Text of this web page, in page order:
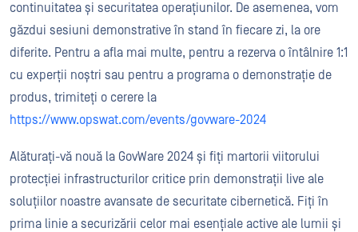
continuitatea și securitatea operațiunilor. De asemenea, vom
găzdui sesiuni demonstrative în stand în fiecare zi, la ore
diferite. Pentru a afla mai multe, pentru a rezerva o întâlnire 1:1
cu experții noștri sau pentru a programa o demonstrație de
produs, trimiteți o cerere la
https://www.opswat.com/events/govware-2024
Alăturați-vă nouă la GovWare 2024 și fiți martorii viitorului
protecției infrastructurilor critice prin demonstrații live ale
soluțiilor noastre avansate de securitate cibernetică. Fiți în
prima linie a securizării celor mai esențiale active ale lumii și